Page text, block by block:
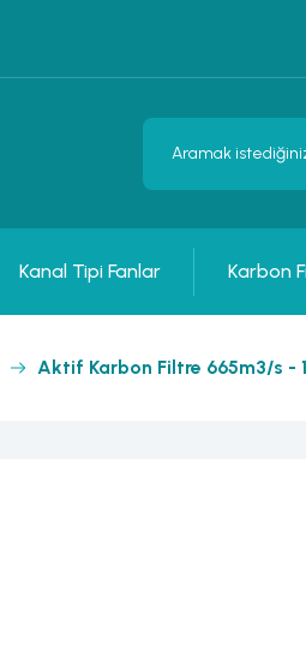
Kanal Tipi Fanlar Karbon
Aktif Karbon Filtre 665m3/s -